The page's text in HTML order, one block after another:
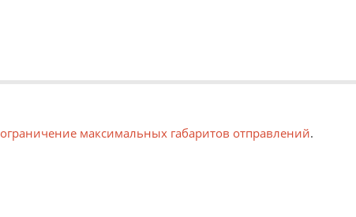
ограничение максимальных габаритов отправлений.